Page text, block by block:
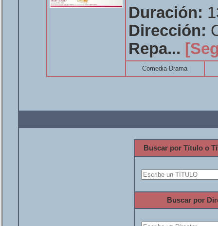
Duración:
Dirección:
Repa...
Comedia-Drama
Buscar por Título o
Buscar por